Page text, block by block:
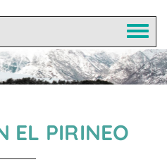
EL PIRINEO